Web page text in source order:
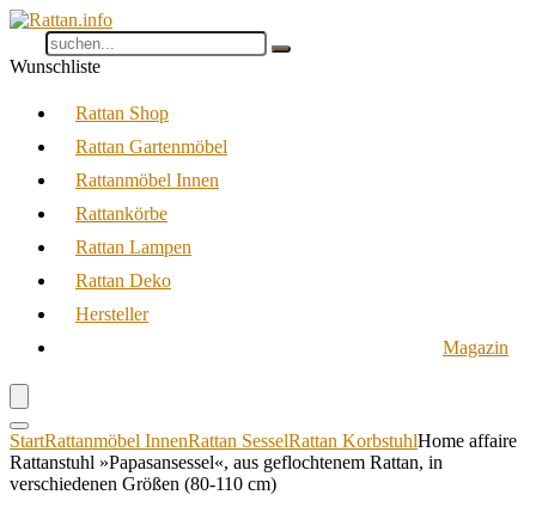
Wunschliste
Rattan Shop
Rattan Gartenmöbel
Rattanmöbel Innen
Rattankörbe
Rattan Lampen
Rattan Deko
Hersteller
Magazin
StartRattanmöbel InnenRattan SesselRattan KorbstuhlHome affaire
Rattanstuhl »Papasansessel«, aus geflochtenem Rattan, in
verschiedenen Größen (80-110 cm)